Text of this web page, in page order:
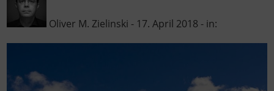
Oliver M. Zielinski - 17. April 2018 - in: